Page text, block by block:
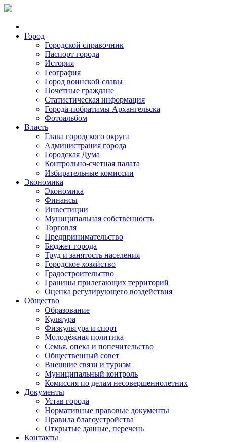
Город
Городской справочник
Паспорт города
История
География
Город воинской славы
Почетные граждане
Статистическая информация
Города-побратимы Архангельска
Фотоальбом
Власть
Глава городского округа
Администрация города
Городская Дума
Контрольно-счетная палата
Избирательные комиссии
Экономика
Экономика
Финансы
Инвестиции
Муниципальная собственность
Торговля
Предпринимательство
Бюджет города
Труд и занятость населения
Городское хозяйство
Градостроительство
Границы прилегающих территорий
Оценка регулирующего воздействия
Общество
Образование
Культура
Физкультура и спорт
Молодёжная политика
Семья, опека и попечительство
Общественный совет
Внешние связи и туризм
Муниципальный контроль
Комиссия по делам несовершеннолетних
Документы
Устав города
Нормативные правовые документы
Правила благоустройства
Открытые данные, перечень
Контакты